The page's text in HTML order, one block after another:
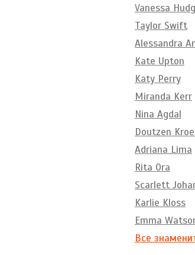
Vanessa
Taylor Swift
Alessandra
Kate Upton
Katy Perry
Miranda Kerr
Nina Agdal
Doutzen
Adriana Lima
Rita Ora
Scarlett
Karlie Kloss
Emma
Все